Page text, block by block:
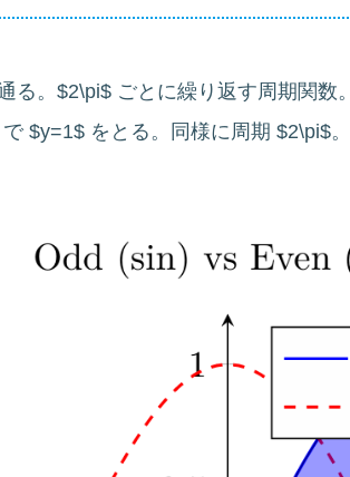
る。$2\pi$ ごとに繰り返す周期関数。
$y=1$ をとる。同様に周期 $2\pi$。